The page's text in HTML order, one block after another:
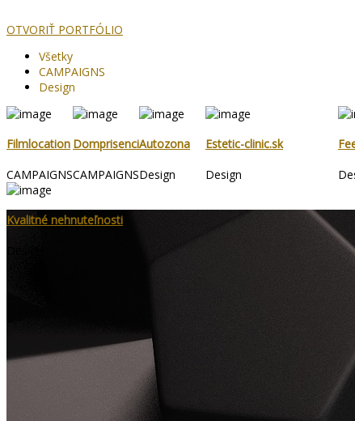
OTVORIŤ PORTFÓLIO
Všetky
CAMPAIGNS
Design
Filmlocation
CAMPAIGNS
Domprisenci
CAMPAIGNS
Autozona
Design
Estetic-clinic.sk
Design
Kvalitné nehnuteľnosti